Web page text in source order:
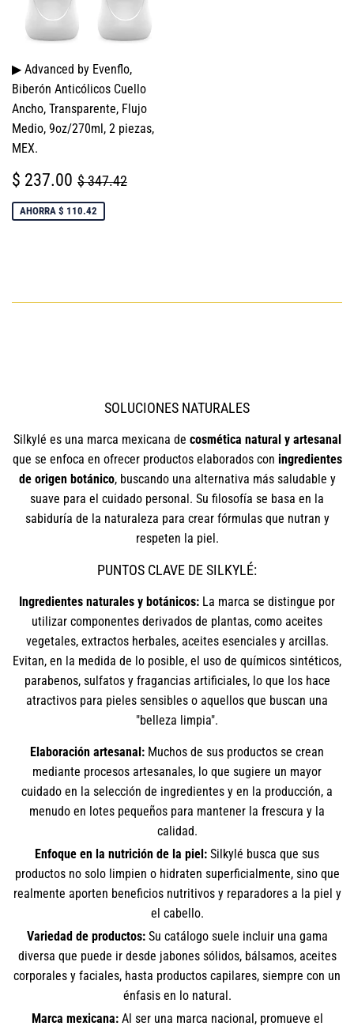
▶ Advanced by Evenflo,
Biberón Anticólicos Cuello
Ancho, Transparente, Flujo
Medio, 9oz/270ml, 2 piezas,
MEX.
PRECIO
DE
VENTA
$ 237.00 $
237.00
PRECIO HABITUAL
$ 347.42
AHORRA $ 110.42
SOLUCIONES NATURALES
Silkylé es una marca mexicana de cosmética natural y artesanal
que se enfoca en ofrecer productos elaborados con ingredientes
de origen botánico, buscando una alternativa más saludable y
suave para el cuidado personal. Su filosofía se basa en la
sabiduría de la naturaleza para crear fórmulas que nutran y
respeten la piel.
PUNTOS CLAVE DE SILKYLÉ:
Ingredientes naturales y botánicos: La marca se distingue por
utilizar componentes derivados de plantas, como aceites
vegetales, extractos herbales, aceites esenciales y arcillas.
Evitan, en la medida de lo posible, el uso de químicos sintéticos,
parabenos, sulfatos y fragancias artificiales, lo que los hace
atractivos para pieles sensibles o aquellos que buscan una
"belleza limpia".
Elaboración artesanal: Muchos de sus productos se crean
mediante procesos artesanales, lo que sugiere un mayor
cuidado en la selección de ingredientes y en la producción, a
menudo en lotes pequeños para mantener la frescura y la
calidad.
Enfoque en la nutrición de la piel: Silkylé busca que sus
productos no solo limpien o hidraten superficialmente, sino que
realmente aporten beneficios nutritivos y reparadores a la piel y
el cabello.
Variedad de productos:Su catálogo suele incluir una gama
diversa que puede ir desde jabones sólidos, bálsamos, aceites
corporales y faciales, hasta productos capilares, siempre con un
énfasis en lo natural.
Marca mexicana:Al ser una marca nacional, promueve el